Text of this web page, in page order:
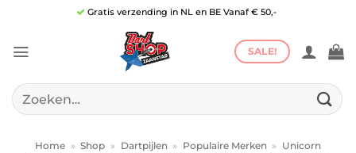
inhoud
Gratis verzending in NL en BE Vanaf € 50,-
SALE!
Zoeken
naar:
Home » Shop » Dartpijlen » Populaire Merken »
Unicorn